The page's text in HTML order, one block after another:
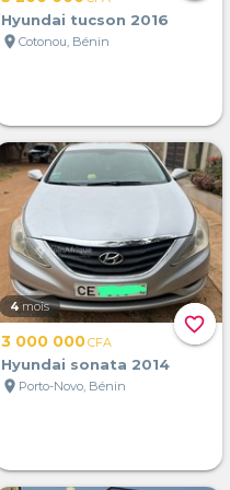
Hyundai tucson 2016
location_on Cotonou, Bénin
favorite_border
4 mois
3 000 000CFA
Hyundai sonata 2014
location_on Porto-Novo, Bénin